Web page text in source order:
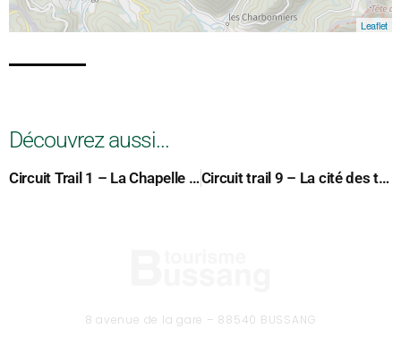
Leaflet
Découvrez aussi...
Circuit Trail 1 – La Chapelle des Vés Circuit trail 9 – La cité des tanneurs
8 avenue de la gare – 88540 BUSSANG